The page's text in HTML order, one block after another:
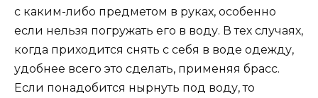
с каким-либо предметом в руках, особенно
если нельзя погружать его в воду. В тех случаях,
когда приходится снять с себя в воде одежду,
удобнее всего это сделать, применяя брасс.
Если понадобится нырнуть под воду, то